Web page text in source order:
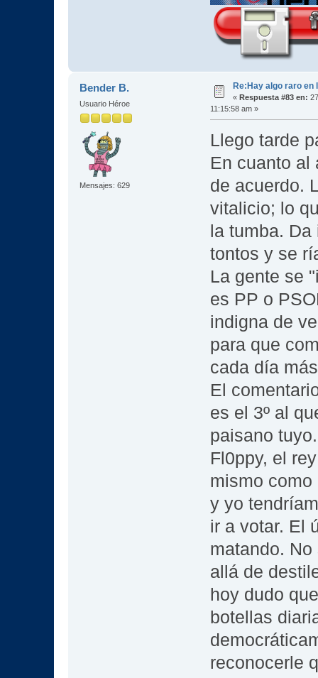
Bender B.
Usuario Héroe
Mensajes: 629
Re:Hay algo raro en
« Respuesta #83 en:
11:15:58 am »
Llego tarde
En cuanto al
de acuerdo.
vitalicio; lo
la tumba. Da
tontos y se
La gente se
es PP o
indigna de
para que
cada día
El
es el 3º al
paisano tuyo.
Fl0ppy, el
mismo
y yo
ir a votar. El
matando.
allá de
hoy dudo
botellas
reconocerle